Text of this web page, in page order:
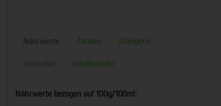
Nährwerte Zutaten Allergene
Hersteller Inhaltsstoffe
Nährwerte bezogen auf 100g/100ml: